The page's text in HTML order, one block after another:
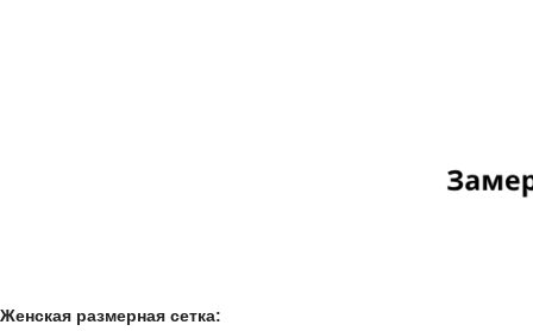
Женская размерная сетка: